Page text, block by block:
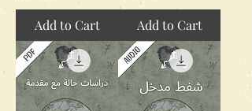
Add to Cart Add to Cart